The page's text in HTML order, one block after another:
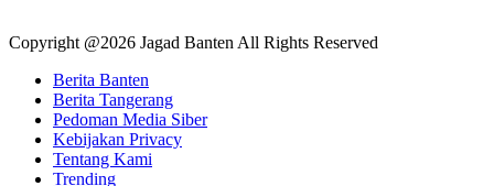
Copyright @2026 Jagad Banten All Rights Reserved
Berita Banten
Berita Tangerang
Pedoman Media Siber
Kebijakan Privacy
Tentang Kami
Trending